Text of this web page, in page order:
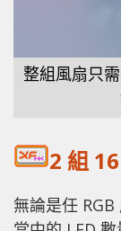
整組風扇只
2 組
無論是任